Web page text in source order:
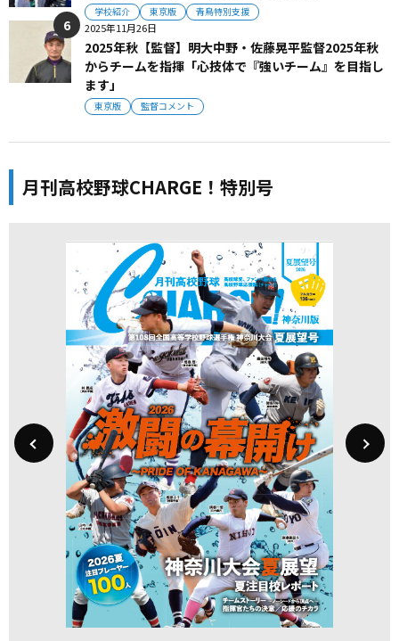
学校紹介 東京版 青鳥特別支援
2025年11月26日
2025年秋【監督】明大中野・佐藤晃平監督2025年秋
からチームを指揮「心技体で『強いチーム』を目指し
ます」
東京版 監督コメント
月刊高校野球CHARGE！特別号